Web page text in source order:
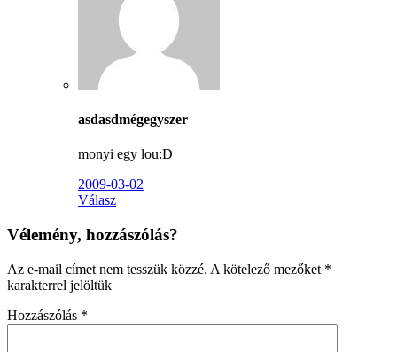
asdasdmégegyszer
monyi egy lou:D
2009-03-02
Válasz
Vélemény, hozzászólás?
Az e-mail címet nem tesszük közzé. A kötelező mezőket *
karakterrel jelöltük
Hozzászólás *